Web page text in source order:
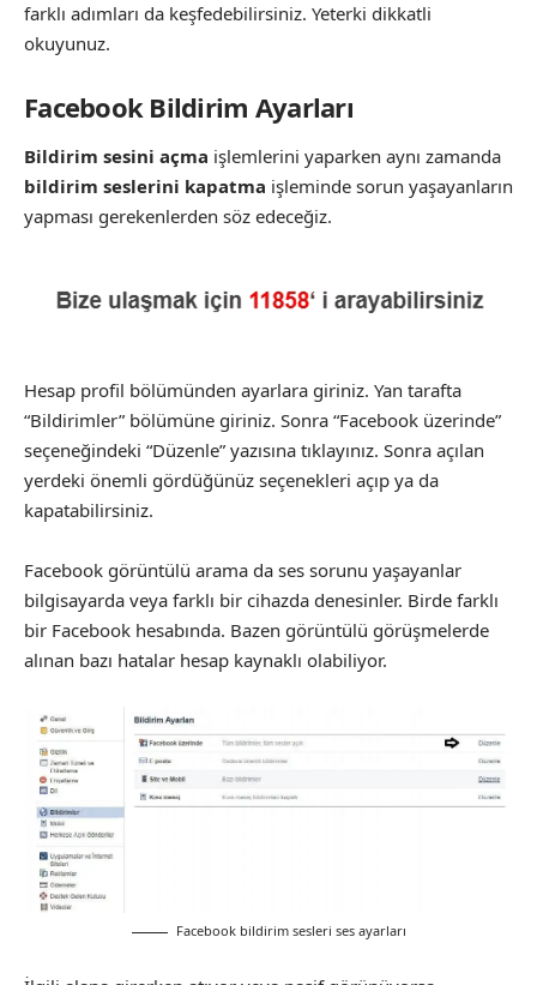
farklı adımları da keşfedebilirsiniz. Yeterki dikkatli
okuyunuz.
Facebook Bildirim Ayarları
Bildirim sesini açma işlemlerini yaparken aynı zamanda
bildirim seslerini kapatma işleminde sorun yaşayanların
yapması gerekenlerden söz edeceğiz.
Hesap profil bölümünden ayarlara giriniz. Yan tarafta
“Bildirimler” bölümüne giriniz. Sonra “Facebook üzerinde”
seçeneğindeki “Düzenle” yazısına tıklayınız. Sonra açılan
yerdeki önemli gördüğünüz seçenekleri açıp ya da
kapatabilirsiniz.
Facebook görüntülü arama da ses sorunu yaşayanlar
bilgisayarda veya farklı bir cihazda denesinler. Birde farklı
bir Facebook hesabında. Bazen görüntülü görüşmelerde
alınan bazı hatalar hesap kaynaklı olabiliyor.
Facebook bildirim sesleri ses ayarları